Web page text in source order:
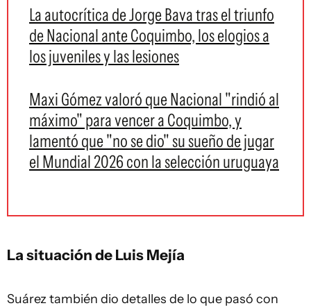
La autocrítica de Jorge Bava tras el triunfo
de Nacional ante Coquimbo, los elogios a
los juveniles y las lesiones
Maxi Gómez valoró que Nacional "rindió al
máximo" para vencer a Coquimbo, y
lamentó que "no se dio" su sueño de jugar
el Mundial 2026 con la selección uruguaya
La situación de Luis Mejía
Suárez también dio detalles de lo que pasó con